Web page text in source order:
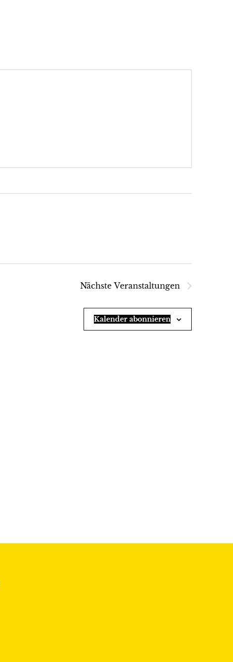
NächsteVeranstaltungen
Kalender abonnieren